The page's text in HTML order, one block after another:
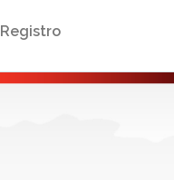
Registro